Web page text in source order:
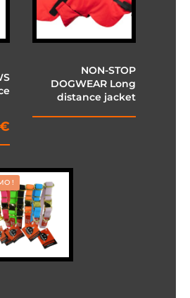
€
de
prix :
9,31€
à
13,03€
NON-STOP
DOGWEAR Long
distance jacket
!